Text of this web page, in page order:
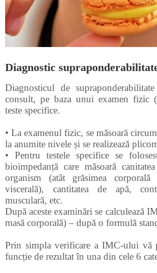
Diagnostic
Diagnosticul de
consult, pe baza unui examen fizic
teste specifice.
• La examenul fizic, se măsoară
la anumite nivele și se realizează
• Pentru testele specifice se
bioimpedanță care măsoară
organism (atât grăsimea
viscerală), cantitatea de apă,
musculară, etc.
După aceste examinări se calculează
masă corporală) – după o formulă
Prin simpla verificare a IMC-ului vă
funcție de rezultat în una din cele 6